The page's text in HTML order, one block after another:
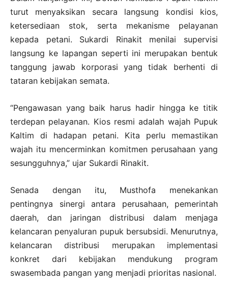
turut menyaksikan secara langsung kondisi kios,
ketersediaan stok, serta mekanisme pelayanan
kepada petani. Sukardi Rinakit menilai supervisi
langsung ke lapangan seperti ini merupakan bentuk
tanggung jawab korporasi yang tidak berhenti di
tataran kebijakan semata.
“Pengawasan yang baik harus hadir hingga ke titik
terdepan pelayanan. Kios resmi adalah wajah Pupuk
Kaltim di hadapan petani. Kita perlu memastikan
wajah itu mencerminkan komitmen perusahaan yang
sesungguhnya,” ujar Sukardi Rinakit.
Senada dengan itu, Musthofa menekankan
pentingnya sinergi antara perusahaan, pemerintah
daerah, dan jaringan distribusi dalam menjaga
kelancaran penyaluran pupuk bersubsidi. Menurutnya,
kelancaran distribusi merupakan implementasi
konkret dari kebijakan mendukung program
swasembada pangan yang menjadi prioritas nasional.